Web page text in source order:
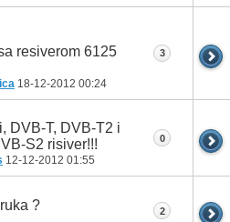
resiverom 6125
18-12-2012 00:24
3
DVB-T, DVB-T2 i
S2 risiver!!!
12-12-2012 01:55
0
? 2